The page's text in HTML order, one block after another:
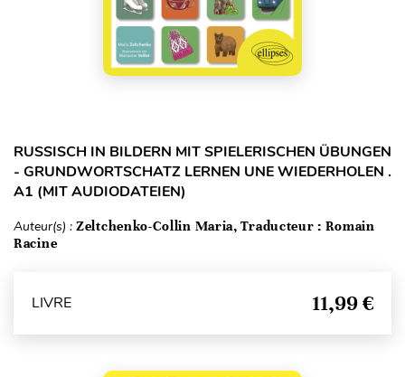
RUSSISCH IN BILDERN MIT SPIELERISCHEN ÜBUNGEN
- GRUNDWORTSCHATZ LERNEN UNE WIEDERHOLEN .
A1 (MIT AUDIODATEIEN)
Auteur(s) : Zeltchenko-Collin Maria, Traducteur : Romain
Racine
LIVRE 11,99 €